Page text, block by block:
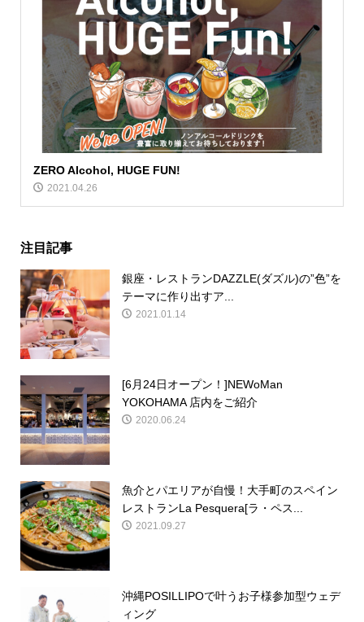
ZERO Alcohol, HUGE FUN!
2021.04.26
注目記事
銀座・レストランDAZZLE(ダズル)の”色”を
テーマに作り出すア...
2021.01.14
[6月24日オープン！]NEWoMan
YOKOHAMA 店内をご紹介
2020.06.24
魚介とパエリアが自慢！大手町のスペイン
レストランLa Pesquera[ラ・ペス...
2021.09.27
沖縄POSILLIPOで叶うお子様参加型ウェデ
ィング